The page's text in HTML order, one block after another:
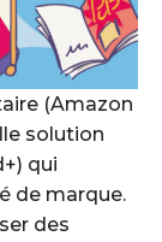
(Amazon
solution
qui
de marque.
des